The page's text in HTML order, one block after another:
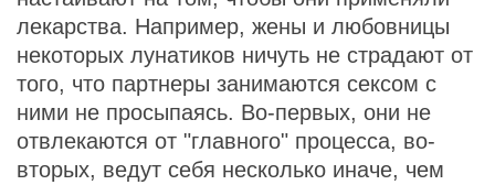
лекарства. Например, жены и любовницы
некоторых лунатиков ничуть не страдают от
того, что партнеры занимаются сексом с
ними не просыпаясь. Во-первых, они не
отвлекаются от "главного" процесса, во-
вторых, ведут себя несколько иначе, чем